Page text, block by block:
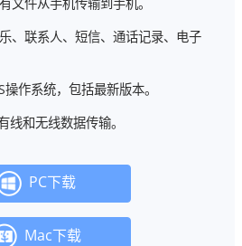
、联系人、短信、通话记录、电子
作系统，包括最新版本。
和无线数据传输。
PC下载
Mac下载